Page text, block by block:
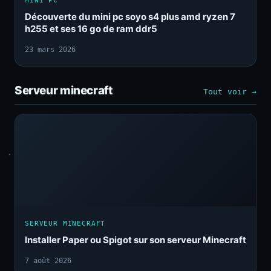
Découverte du mini pc soyo s4 plus amd ryzen 7
h255 et ses 16 go de ram ddr5
23 mars 2026
Serveur minecraft Tout voir →
SERVEUR MINECRAFT
Installer Paper ou Spigot sur son serveur Minecraft
7 août 2026